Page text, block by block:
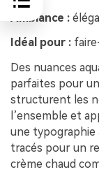
Ambiance :
Idéal pour :
Des nuances
parfaites pour
structurent les
l’ensemble et
une
tracés pour un
crème chaud